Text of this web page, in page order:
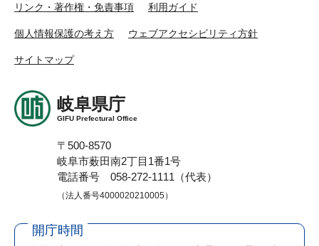
リンク・著作権・免責事項 利用ガイド
個人情報保護の考え方 ウェブアクセシビリティ方針
サイトマップ
岐阜県庁
GIFU Prefectural Office
〒500-8570
岐阜市薮田南2丁目1番1号
電話番号 058-272-1111（代表）
（法人番号4000020210005）
開庁時間